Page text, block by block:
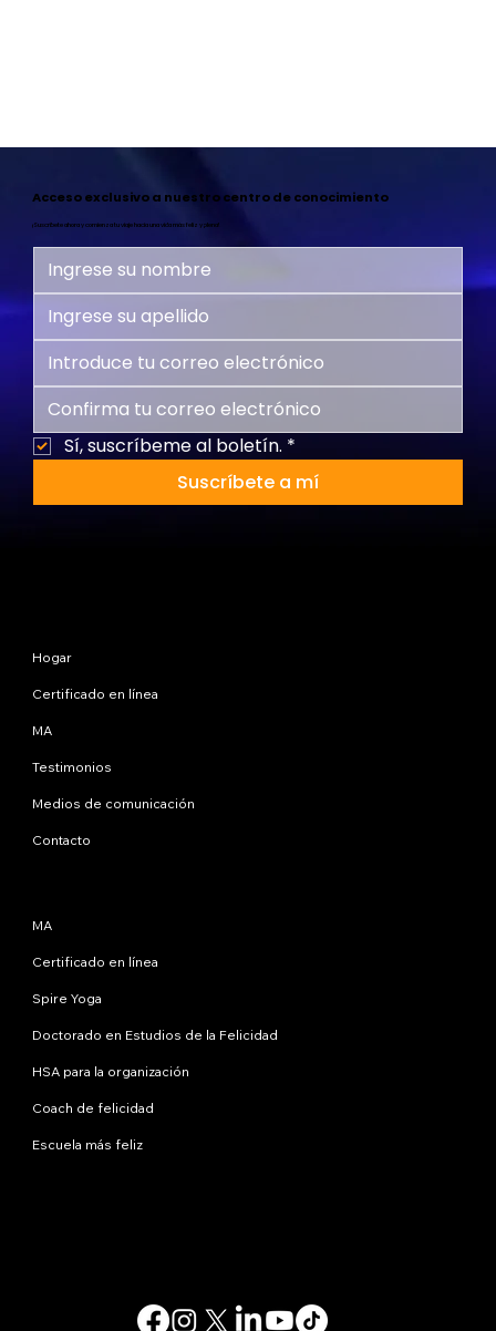
Acceso exclusivo a nuestro centro de conocimiento
¡Suscríbete ahora y comienza tu viaje hacia una vida más feliz y plena!
Sí, suscríbeme al boletín. *
Suscríbete a mí
Hogar
Certificado en línea
MA
Testimonios
Medios de comunicación
Contacto
MA
Certificado en línea
Spire Yoga
Doctorado en Estudios de la Felicidad
HSA para la organización
Coach de felicidad
Escuela más feliz